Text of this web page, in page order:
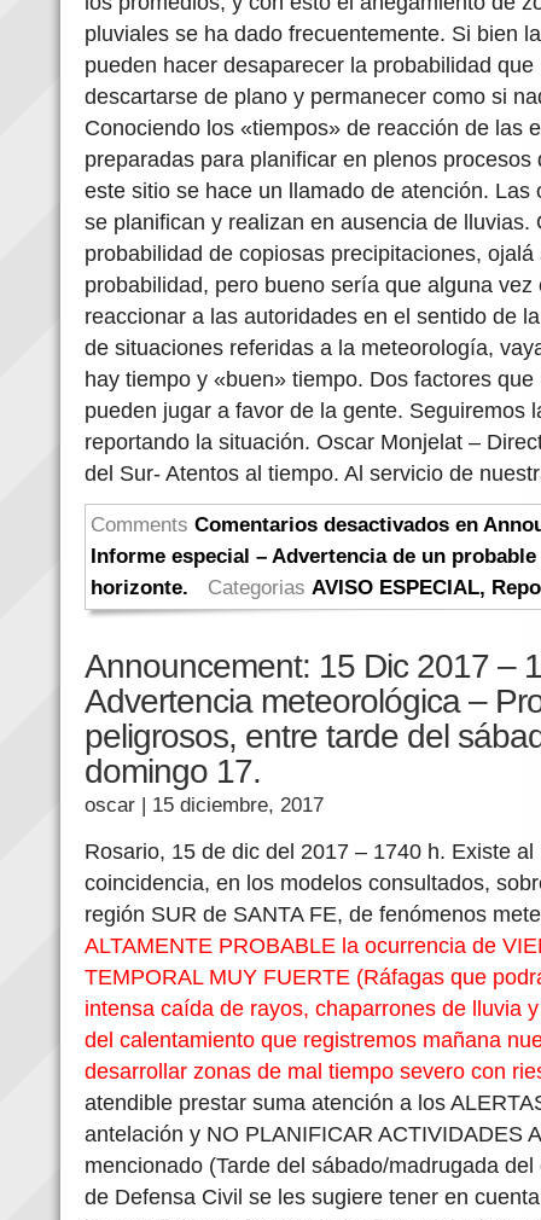
pluviales se ha dado frecuentemente. Si bien
pueden hacer desaparecer la probabilidad
descartarse de plano y permanecer como si
Conociendo los «tiempos» de reacción de las
preparadas para planificar en plenos
este sitio se hace un llamado de atención. Las
se planifican y realizan en ausencia de lluvias.
probabilidad de copiosas precipitaciones,
probabilidad, pero bueno sería que alguna
reaccionar a las autoridades en el sentido de
de situaciones referidas a la meteorología,
hay tiempo y «buen» tiempo. Dos factores
pueden jugar a favor de la gente. Seguiremos
reportando la situación. Oscar Monjelat –
del Sur- Atentos al tiempo. Al servicio de
Comments Comentarios desactivados en
Informe especial – Advertencia de un
horizonte.
Categorias AVISO ESPECIAL,
Announcement: 15 Dic 2017 –
Advertencia meteorológica –
peligrosos, entre tarde del
domingo 17.
oscar | 15 diciembre, 2017
Rosario, 15 de dic del 2017 – 1740 h. Existe
coincidencia, en los modelos consultados,
región SUR de SANTA FE, de fenómenos
ALTAMENTE PROBABLE la ocurrencia de
TEMPORAL MUY FUERTE (Ráfagas que
intensa caída de rayos, chaparrones de lluvia
del calentamiento que registremos mañana
desarrollar zonas de mal tiempo severo con
atendible prestar suma atención a los
antelación y NO PLANIFICAR ACTIVIDADES
mencionado (Tarde del sábado/madrugada
de Defensa Civil se les sugiere tener en